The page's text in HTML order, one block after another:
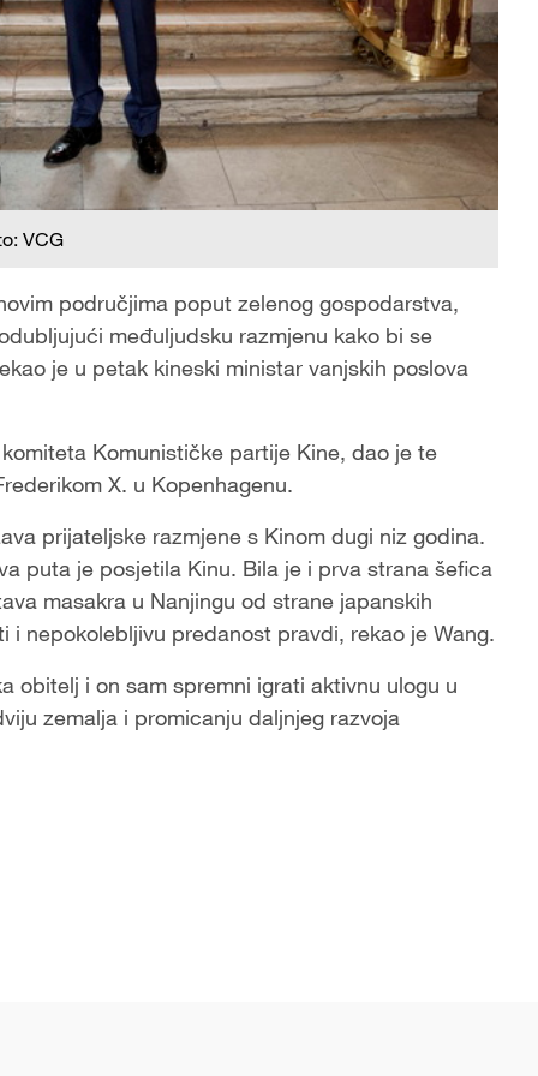
VCG
područjima poput zelenog gospodarstva,
međuljudsku razmjenu kako bi se
je u petak kineski ministar vanjskih poslova
Komunističke partije Kine, dao je te
X. u Kopenhagenu.
prijateljske razmjene s Kinom dugi niz godina.
puta je posjetila Kinu. Bila je i prva strana šefica
masakra u Nanjingu od strane japanskih
nepokolebljivu predanost pravdi, rekao je Wang.
obitelj i on sam spremni igrati aktivnu ulogu u
zemalja i promicanju daljnjeg razvoja